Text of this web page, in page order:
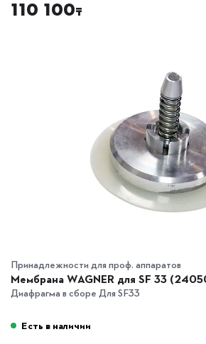
110 100₸
Принадлежности для проф. аппаратов
Мембрана WAGNER для SF 33
Диафрагма в сборе Для SF33
Есть в наличии